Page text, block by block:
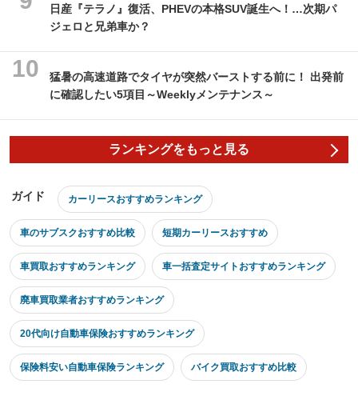
日産『テラノ』復活、PHEVの本格SUV誕生へ！…次期パ
ジェロと兄弟車か？
猛暑の高速道路でタイヤが突然バーストする前に！ 出発前
に確認したい5項目～Weeklyメンテナンス～
ランキングをもっと見る
ガイド カーリースおすすめランキング
車のサブスクおすすめ比較 短期カーリースおすすめ
車買取おすすめランキング 車一括査定サイトおすすめランキング
廃車買取業者おすすめランキング
20代向け自動車保険おすすめランキング
保険料安い自動車保険ランキング バイク買取おすすめ比較